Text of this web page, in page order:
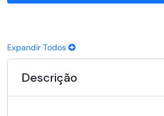
Expandir Todos
Descrição